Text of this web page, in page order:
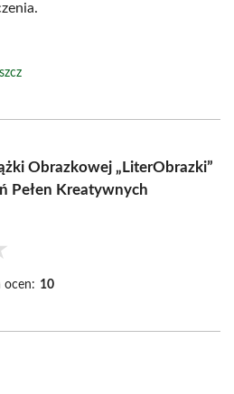
Obrazkowej „LiterObrazki”
Pełen Kreatywnych
ocen: 10